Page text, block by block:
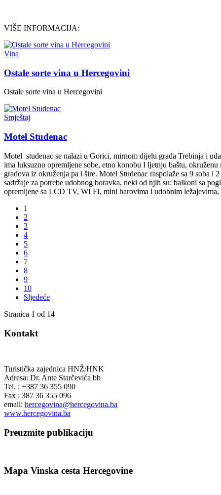
VIŠE INFORMACIJA:
Vina
Ostale sorte vina u Hercegovini
Ostale sorte vina u Hercegovini
Smještaj
Motel Studenac
Motel studenac se nalazi u Gorici, mirnom dijelu grada Trebinja i
ima luksuzno opremljene sobe, etno konobu I ljetnju baštu,
gradova iz okruženja pa i šire. Motel Studenac raspolaže sa 9 soba
sadržaje za potrebe udobnog boravka, neki od njih su: balkoni sa
opremljene sa LCD TV, WI FI, mini barovima i udobnim
1
2
3
4
5
6
7
8
9
10
Sljedeće
Stranica 1 od 14
Kontakt
Turistička zajednica HNŽ/HNK
Adresa: Dr. Ante Starčevića bb
Tel. : +387 36 355 090
Fax : 387 36 355 096
email: hercegovina@hercegovina.ba
www.hercegovina.ba
Preuzmite publikaciju
Mapa Vinska cesta Hercegovine